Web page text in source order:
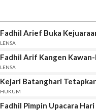
Fadhil Arief Buka
LENSA
Fadhil Arif Kangen
LENSA
Kejari Batanghari
HUKUM
Fadhil Pimpin Upacara